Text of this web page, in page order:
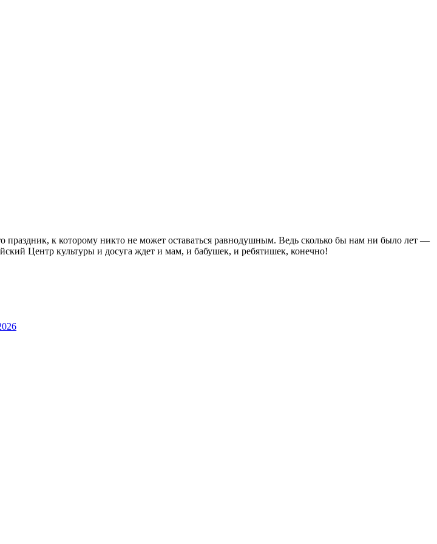
к которому никто не может оставаться равнодушным. Ведь сколько бы нам ни было лет —
Центр культуры и досуга ждет и мам, и бабушек, и ребятишек, конечно!